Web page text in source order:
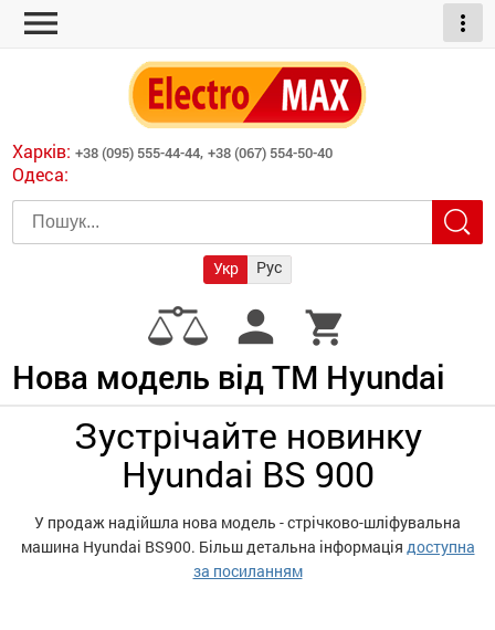
menu more_vert
Харків: +38 (095) 555-44-44, +38 (067) 554-50-40
Одеса:
Укр Рус
person shopping_cart
обігрівачі
машини
для
Нова модель від ТМ Hyundai
Зустрічайте новинку
Hyundai BS 900
У продаж надійшла нова модель - стрічково-шліфувальна
машина Hyundai BS900. Більш детальна інформація доступна
за посиланням